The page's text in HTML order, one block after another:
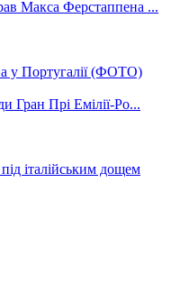
у Португалії (ФОТО)
італійським дощем